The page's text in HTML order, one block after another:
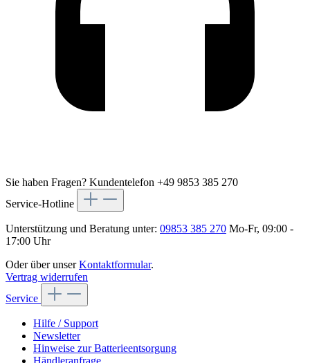
Sie haben Fragen? Kundentelefon +49 9853 385 270
Service-Hotline
Unterstützung und Beratung unter: 09853 385 270 Mo-Fr, 09:00 -
17:00 Uhr
Oder über unserKontaktformular.
Vertrag widerrufen
Service
Hilfe / Support
Newsletter
Hinweise zur Batterieentsorgung